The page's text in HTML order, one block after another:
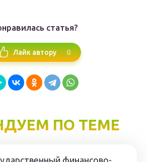
статья?
Лайк автору 0
ПО ТЕМЕ